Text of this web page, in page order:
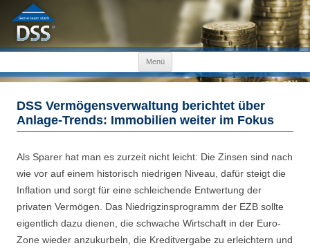
Menü
Zum Inhalt springen
DSS Vermögensverwaltung berichtet über
Anlage-Trends: Immobilien weiter im Fokus
Als Sparer hat man es zurzeit nicht leicht: Die Zinsen sind nach
wie vor auf einem historisch niedrigen Niveau, dafür steigt die
Inflation und sorgt für eine schleichende Entwertung der
privaten Vermögen. Das Niedrigzinsprogramm der EZB sollte
eigentlich dazu dienen, die schwache Wirtschaft in der Euro-
Zone wieder anzukurbeln, die Kreditvergabe zu erleichtern und